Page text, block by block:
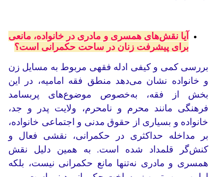
آیا نقش‌های همسری و مادری در خانواده، مانعی
برای پیشرفت زنان در ساحت حکمرانی است؟
بررسی کمی و کیفی ادله فقهی مربوط به مسایل زن
و خانواده نشان می‌دهد منطق فقه امامیه، در این
بخش از فقه، به‌خصوص موضوع‌های پربسامد
فرهنگی مانند محرم و نامحرم، ولایت پدر و جد،
خانواده و بسیاری از حقوق مدنی و اجتماعی خانواده،
بر مداخله حداکثری در حکمرانی، نقشی فعال و
کنش‌گر قلمداد شده است. به همین دلیل نقش
همسری و مادری نه‌تنها مانع حکمرانی نیست، بلکه